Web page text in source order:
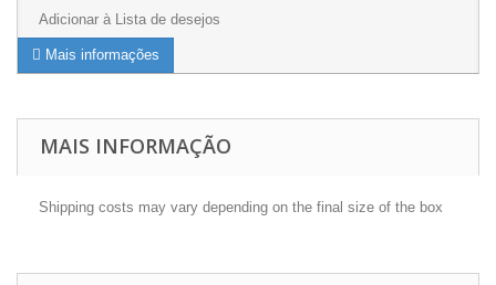
Adicionar à Lista de desejos
Mais informações
MAIS INFORMAÇÃO
Shipping costs may vary depending on the final size of the box